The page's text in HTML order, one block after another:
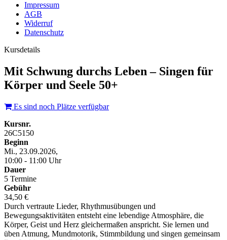
Impressum
AGB
Widerruf
Datenschutz
Kursdetails
Mit Schwung durchs Leben – Singen für
Körper und Seele 50+
Es sind noch Plätze verfügbar
Kursnr.
26C5150
Beginn
Mi., 23.09.2026,
10:00 - 11:00 Uhr
Dauer
5 Termine
Gebühr
34,50 €
Durch vertraute Lieder, Rhythmusübungen und
Bewegungsaktivitäten entsteht eine lebendige Atmosphäre, die
Körper, Geist und Herz gleichermaßen anspricht. Sie lernen und
üben Atmung, Mundmotorik, Stimmbildung und singen gemeinsam